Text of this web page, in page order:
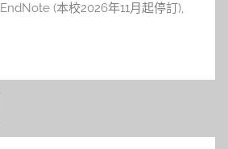
EndNote (本校2026年11月起停訂),